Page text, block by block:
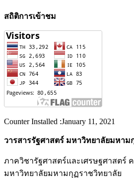
สถิติการเข้าชม
Counter Installed :January 11, 2021
วารสารรัฐศาสตร์ มหาวิทยาลัยมหาม
ภาควิชารัฐศาสตร์และเศรษฐศาสตร์
มหาวิทยาลัยมหามกุฏราชวิทยาลัย